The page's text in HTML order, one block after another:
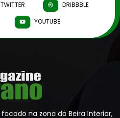
TWITTER
DRIBBBLE
YOUTUBE
focado na zona da Beira Interior,